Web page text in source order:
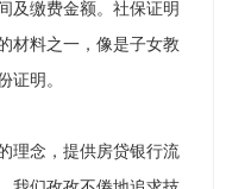
及缴费金额。社保证明
材料之一，像是子女教
证明。
理念，提供房贷银行流